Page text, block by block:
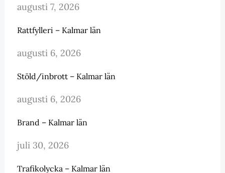
augusti 7, 2026
Rattfylleri – Kalmar län
augusti 6, 2026
Stöld/inbrott – Kalmar län
augusti 6, 2026
Brand – Kalmar län
juli 30, 2026
Trafikolycka – Kalmar län